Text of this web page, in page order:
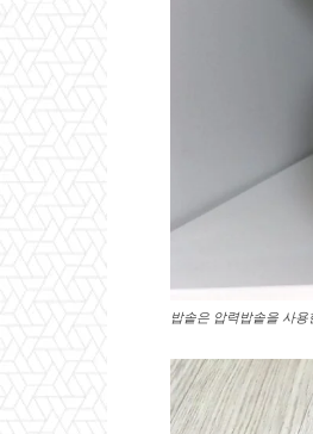
밥솥은 압력밥솥을 사